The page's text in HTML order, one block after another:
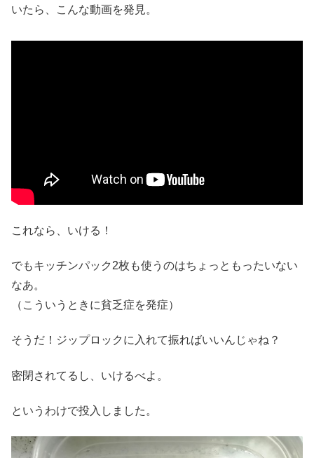
いたら、こんな動画を発見。
これなら、いける！
でもキッチンパック2枚も使うのはちょっともったいない
なあ。
（こういうときに貧乏症を発症）
そうだ！ジップロックに入れて振ればいいんじゃね？
密閉されてるし、いけるべよ。
というわけで投入しました。